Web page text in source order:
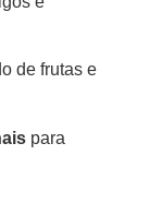
de frutas e
para